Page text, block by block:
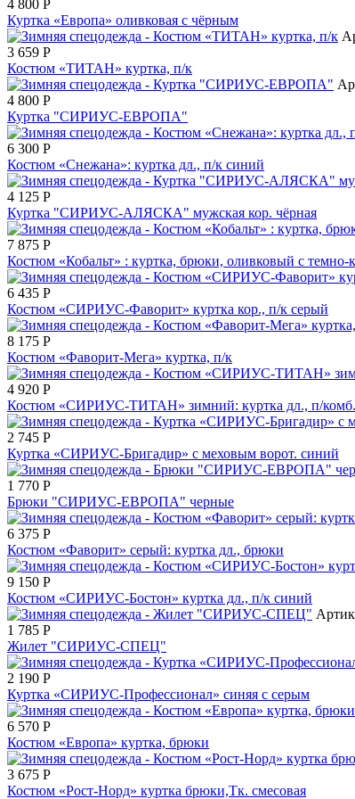
4 800 Р
Куртка «Европа» оливковая с чёрным
3 659 Р
Костюм «ТИТАН» куртка, п/к
4 800 Р
Куртка "СИРИУС-ЕВРОПА"
6 300 Р
Костюм «Снежана»: куртка дл., п/к синий
4 125 Р
Куртка "СИРИУС-АЛЯСКА" мужская кор. чёрная
7 875 Р
Костюм «Кобальт» : куртка, брюки, оливковый с темно-
6 435 Р
Костюм «СИРИУС-Фаворит» куртка кор., п/к серый
8 175 Р
Костюм «Фаворит-Мега» куртка, п/к
4 920 Р
Костюм «СИРИУС-ТИТАН» зимний: куртка дл., п/
2 745 Р
Куртка «СИРИУС-Бригадир» с меховым ворот. синий
1 770 Р
Брюки "СИРИУС-ЕВРОПА" черные
6 375 Р
Костюм «Фаворит» серый: куртка дл., брюки
9 150 Р
Костюм «СИРИУС-Бостон» куртка дл., п/к синий
1 785 Р
Жилет "СИРИУС-СПЕЦ"
2 190 Р
Куртка «СИРИУС-Профессионал» синяя с серым
6 570 Р
Костюм «Европа» куртка, брюки
3 675 Р
Костюм «Рост-Норд» куртка брюки,Тк. смесовая